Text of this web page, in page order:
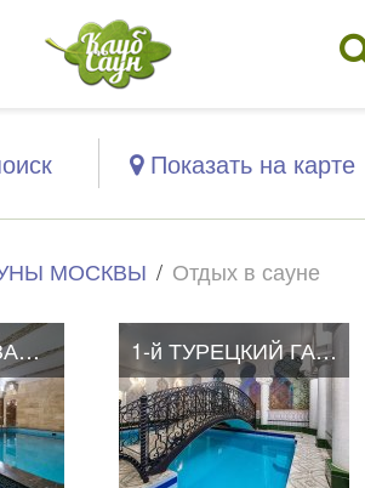
Показать на карте
МОСКВЫ Отдых в сауне
РЫЦАРСКИЙ ЗАМОК 1-й ТУРЕЦКИЙ ГАМБИТ